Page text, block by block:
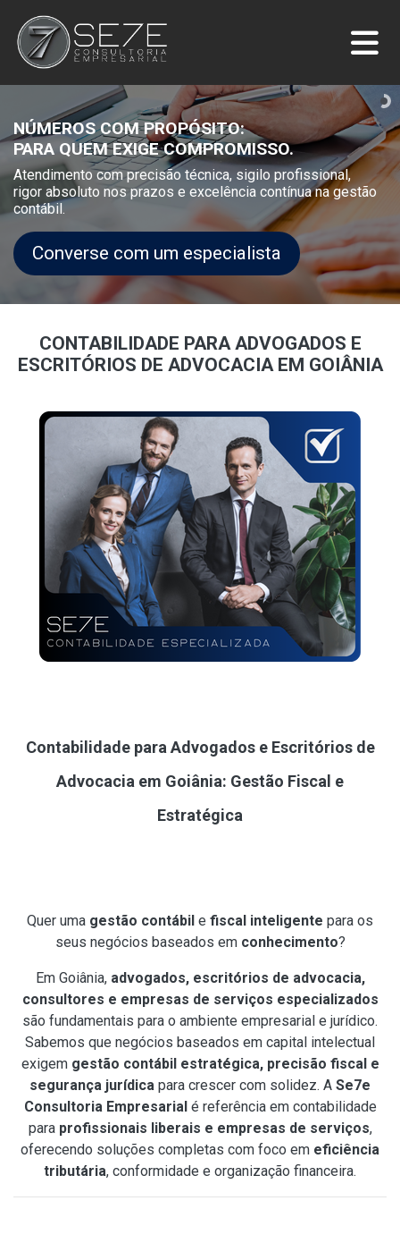
NÚMEROS COM PROPÓSITO:
PARA QUEM EXIGE COMPROMISSO.
Atendimento com precisão técnica, sigilo profissional,
rigor absoluto nos prazos e excelência contínua na gestão
contábil.
Converse com um especialista
CONTABILIDADE PARA ADVOGADOS E
ESCRITÓRIOS DE ADVOCACIA EM GOIÂNIA
Contabilidade para Advogados e Escritórios de
Advocacia em Goiânia: Gestão Fiscal e
Estratégica
Quer uma gestão contábil e fiscal inteligente para os
seus negócios baseados em conhecimento?
Em Goiânia, advogados, escritórios de advocacia,
consultores e empresas de serviços especializados
são fundamentais para o ambiente empresarial e jurídico.
Sabemos que negócios baseados em capital intelectual
exigem gestão contábil estratégica, precisão fiscal e
segurança jurídica para crescer com solidez. A Se7e
Consultoria Empresarialé referência em contabilidade
para profissionais liberais e empresas de serviços,
oferecendo soluções completas com foco em eficiência
tributária, conformidade e organização financeira.